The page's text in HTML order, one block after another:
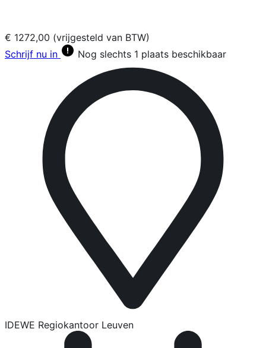
€ 1272,00 (vrijgesteld van BTW)
Schrijf nu in
Nog slechts 1 plaats beschikbaar
IDEWE Regiokantoor Leuven